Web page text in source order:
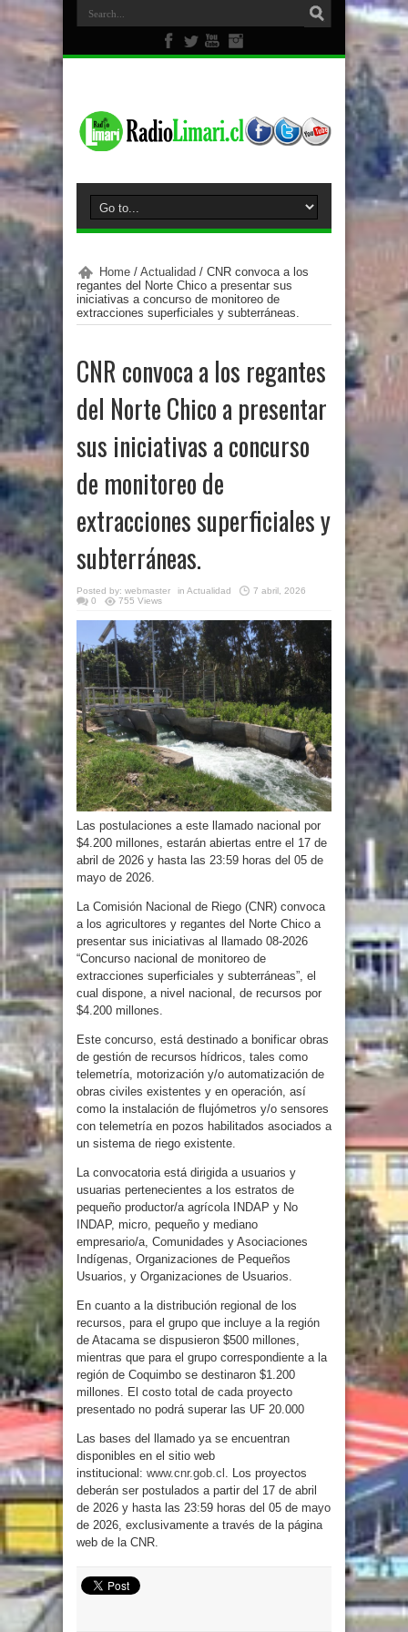
Home / Actualidad / CNR convoca a los
regantes del Norte Chico a presentar sus
iniciativas a concurso de monitoreo de
extracciones superficiales y subterráneas.
CNR convoca a los regantes
del Norte Chico a presentar
sus iniciativas a concurso
de monitoreo de
extracciones superficiales y
subterráneas.
Posted by: webmaster in Actualidad
7 abril, 2026
0
755 Views
Las postulaciones a este llamado nacional por
$4.200 millones, estarán abiertas entre el 17 de
abril de 2026 y hasta las 23:59 horas del 05 de
mayo de 2026.
La Comisión Nacional de Riego (CNR) convoca
a los agricultores y regantes del Norte Chico a
presentar sus iniciativas al llamado 08-2026
“Concurso nacional de monitoreo de
extracciones superficiales y subterráneas”, el
cual dispone, a nivel nacional, de recursos por
$4.200 millones.
Este concurso, está destinado a bonificar obras
de gestión de recursos hídricos, tales como
telemetría, motorización y/o automatización de
obras civiles existentes y en operación, así
como la instalación de flujómetros y/o sensores
con telemetría en pozos habilitados asociados a
un sistema de riego existente.
La convocatoria está dirigida a usuarios y
usuarias pertenecientes a los estratos de
pequeño productor/a agrícola INDAP y No
INDAP, micro, pequeño y mediano
empresario/a, Comunidades y Asociaciones
Indígenas, Organizaciones de Pequeños
Usuarios, y Organizaciones de Usuarios.
En cuanto a la distribución regional de los
recursos, para el grupo que incluye a la región
de Atacama se dispusieron $500 millones,
mientras que para el grupo correspondiente a la
región de Coquimbo se destinaron $1.200
millones. El costo total de cada proyecto
presentado no podrá superar las UF 20.000
Las bases del llamado ya se encuentran
disponibles en el sitio web
institucional: www.cnr.gob.cl . Los proyectos
deberán ser postulados a partir del 17 de abril
de 2026 y hasta las 23:59 horas del 05 de mayo
de 2026, exclusivamente a través de la página
web de la CNR.